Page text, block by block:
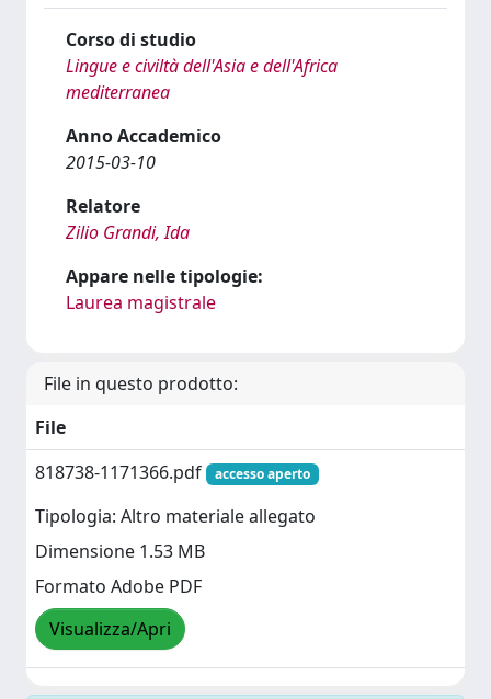
Corso di studio
Lingue e civiltà dell'Asia e dell'Africa
mediterranea
Anno Accademico
2015-03-10
Relatore
Zilio Grandi, Ida
Appare nelle tipologie:
Laurea magistrale
File in questo prodotto:
File
818738-1171366.pdf
accesso aperto
Tipologia: Altro materiale allegato
Dimensione 1.53 MB
Formato Adobe PDF
Visualizza/Apri